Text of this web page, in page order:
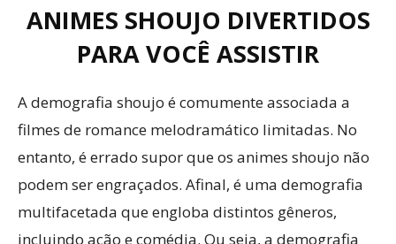
ANIMES SHOUJO DIVERTIDOS
PARA VOCÊ ASSISTIR
A demografia shoujo é comumente associada a
filmes de romance melodramático limitadas. No
entanto, é errado supor que os animes shoujo não
podem ser engraçados. Afinal, é uma demografia
multifacetada que engloba distintos gêneros,
incluindo ação e comédia. Ou seja, a demografia